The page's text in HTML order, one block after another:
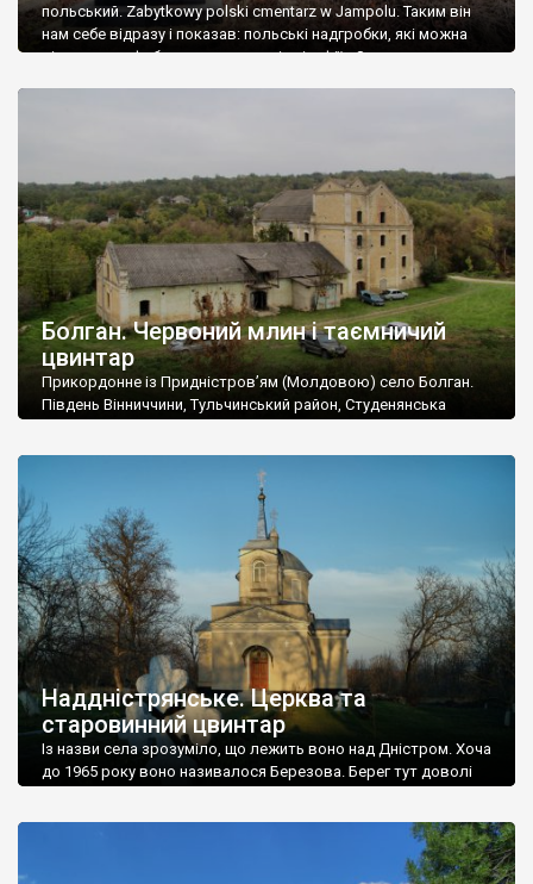
польський. Zabytkowy polski cmentarz w Jampolu. Таким він
нам себе відразу і показав: польські надгробки, які можна
віднести до фабричних, польські епітафії… Загалом цвинтар
Болган. Червоний млин і таємничий
цвинтар
Прикордонне із Придністров’ям (Молдовою) село Болган.
Південь Вінниччини, Тульчинський район, Студенянська
старовинний цвинтар із кам’яними хрестами. Всі епітафії, які
збереглися, написані кирилицею, церковнослов’янською
мовою. За всіма традиційними ознаками – цвинтар
український. Хрести датуються 19 століттям. У 1924-1940
роках Болган […]
Наддністрянське. Церква та
старовинний цвинтар
Із назви села зрозуміло, що лежить воно над Дністром. Хоча
до 1965 року воно називалося Березова. Берег тут доволі
Наддністрянське відрізняється від більшості навколишніх
сіл. У селі є мурована Михайлівська церква. Точної дати […]